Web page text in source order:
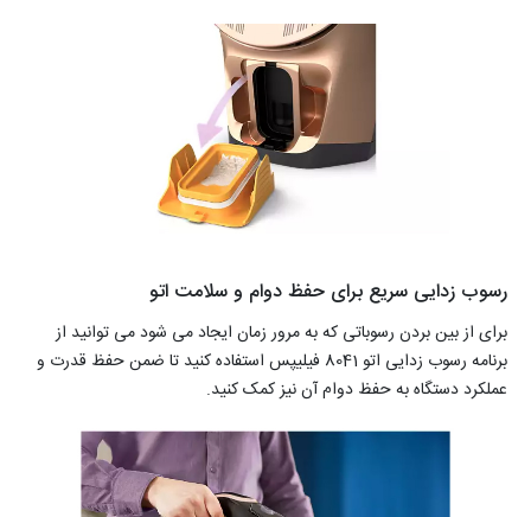
رسوب زدایی سریع برای حفظ دوام و سلامت اتو
برای از بین بردن رسوباتی که به مرور زمان ایجاد می شود می توانید از
برنامه رسوب زدایی اتو 8041 فیلیپس استفاده کنید تا ضمن حفظ قدرت و
عملکرد دستگاه به حفظ دوام آن نیز کمک کنید.